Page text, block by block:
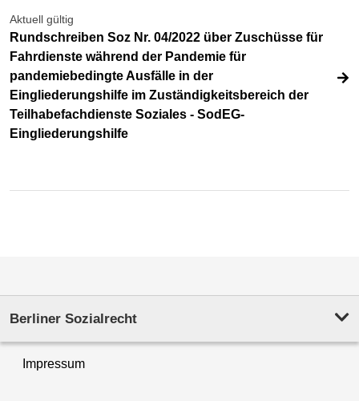
Aktuell gültig
Rundschreiben Soz Nr. 04/2022 über Zuschüsse für
Fahrdienste während der Pandemie für
pandemiebedingte Ausfälle in der
Eingliederungshilfe im Zuständigkeitsbereich der
Teilhabefachdienste Soziales - SodEG-
Eingliederungshilfe
Berliner Sozialrecht
Impressum